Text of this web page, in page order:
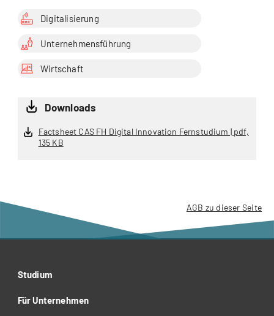
Digitalisierung
Unternehmensführung
Wirtschaft
Downloads
Factsheet CAS FH Digital Innovation Fernstudium | pdf,
135 KB
AGB zu dieser Seite
Studium
Für Unternehmen